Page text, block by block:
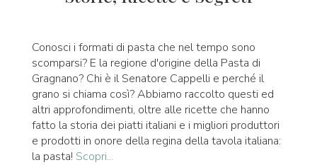
Conosci i formati di pasta che nel tempo sono
scomparsi? E la regione d'origine della Pasta di
Gragnano? Chi è il Senatore Cappelli e perché il
grano si chiama così? Abbiamo raccolto questi ed
altri approfondimenti, oltre alle ricette che hanno
fatto la storia dei piatti italiani e i migliori produttori
e prodotti in onore della regina della tavola italiana:
la pasta! Scopri...